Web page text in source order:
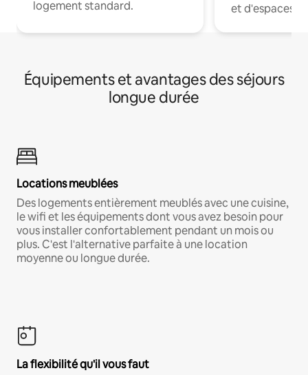
logement standard.
et d'espaces
Équipements et avantages des séjours
longue durée
Locations meublées
Des logements entièrement meublés avec une cuisine,
le wifi et les équipements dont vous avez besoin pour
vous installer confortablement pendant un mois ou
plus. C'est l'alternative parfaite à une location
moyenne ou longue durée.
La flexibilité qu'il vous faut